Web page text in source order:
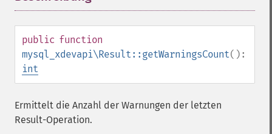
public function
mysql_xdevapi\Result::getWarningsCount():
int
Ermittelt die Anzahl der Warnungen der letzten
Result-Operation.